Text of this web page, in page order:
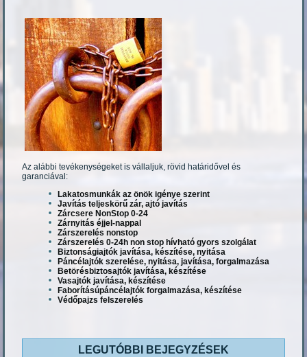
Az alábbi tevékenységeket is vállaljuk, rövid határidővel és
garanciával:
Lakatosmunkák az önök igénye szerint
Javítás teljeskörű zár, ajtó javítás
Zárcsere NonStop 0-24
Zárnyitás éjjel-nappal
Zárszerelés nonstop
Zárszerelés 0-24h non stop hívható gyors szolgálat
Biztonságiajtók javítása, készítése, nyitása
Páncélajtók szerelése, nyitása, javítása, forgalmazása
Betörésbiztosajtók javítása, készítése
Vasajtók javítása, készítése
Faborításúpáncélajtók forgalmazása, készítése
Védőpajzs felszerelés
LEGUTÓBBI BEJEGYZÉSEK